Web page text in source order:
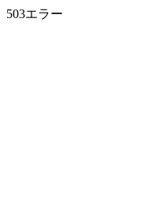
503エラー